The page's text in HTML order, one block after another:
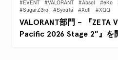
#EVENT #VALORANT #Absol #eKo
#SugarZ3ro
#SyouTa #Xdll #XQQ
VALORANT部門 – 『ZETA
Pacific 2026 Stage 2″』を